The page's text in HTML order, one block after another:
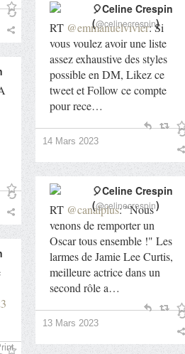
RT @emmanuelvivier: Si
vous voulez avoir une liste
assez exhaustive des styles
possible en DM, Likez ce
tweet et Follow ce compte
pour rece…
🎈Celine Crespin
(@celinecrespin)
14 Mars 2023
RT @canalplus: "Nous
venons de remporter un
Oscar tous ensemble !" Les
larmes de Jamie Lee Curtis,
meilleure actrice dans un
second rôle a…
🎈Celine Crespin
(@celinecrespin)
13 Mars 2023